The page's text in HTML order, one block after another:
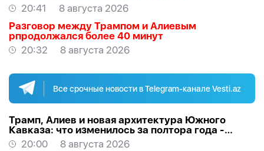
20:41
8 августа 2026
Разговор между Трампом и Алиевым
рпродолжался более 40 минут
20:32
8 августа 2026
Все срочные новости в Telegram-канале Vesti.az
Трамп, Алиев и новая архитектура Южного
Кавказа: что изменилось за полтора года -
ВЗГЛЯД
20:00
8 августа 2026